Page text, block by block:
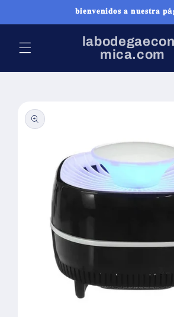
al contenido
𝐛𝐢𝐞𝐧𝐯𝐞𝐧𝐢𝐝𝐨𝐬 𝐚 𝐧𝐮𝐞𝐬𝐭𝐫𝐚
mica.com
información